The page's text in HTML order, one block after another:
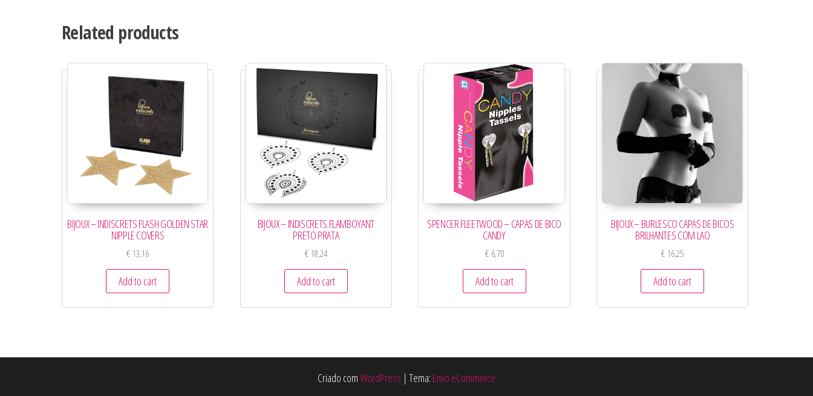
Related products
BIJOUX – INDISCRETS FLASH GOLDEN STAR
NIPPLE COVERS
€ 13,16
Add to cart
BIJOUX – INDISCRETS FLAMBOYANT
PRETO PRATA
€18,24
Add to cart
SPENCER FLEETWOOD – CAPAS DE BICO
CANDY
€6,70
Add to cart
BIJOUX – BURLESCO CAPAS DE BICOS
BRILHANTES COM LAO
€ 16,25
Add to cart
Criado comWordPress | Tema: Envo eCommerce